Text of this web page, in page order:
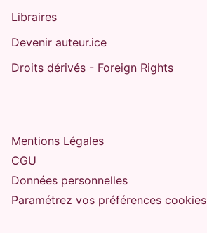
Libraires
Devenir auteur.ice
Droits dérivés - Foreign Rights
Mentions Légales
CGU
Données personnelles
Paramétrez vos préférences cookies